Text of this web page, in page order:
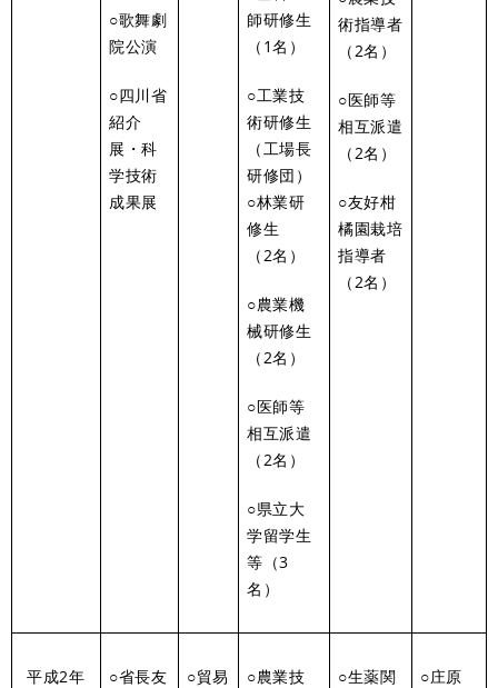
○歌舞劇
院公演
○四川省
紹介
展・科
学技術
成果展
師研修生
（1名）
○工業技
術研修生
（工場長
研修団）
○林業研
修生
（2名）
○農業機
械研修生
（2名）
○医師等
相互派遣
（2名）
○県立大
学留学生
等（3
名）
術指導者
（2名）
○医師等
相互派遣
（2名）
○友好柑
橘園栽培
指導者
（2名）
平成2年
○省長友
○貿易
○農業技
○生薬関
○庄原